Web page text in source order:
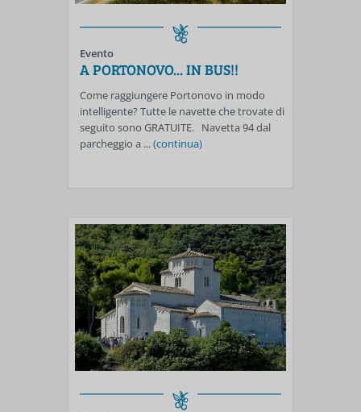
Evento
A PORTONOVO... IN BUS!!
Come raggiungere Portonovo in modo
intelligente? Tutte le navette che trovate di
seguito sono GRATUITE. Navetta 94 dal
parcheggio a ...(continua)